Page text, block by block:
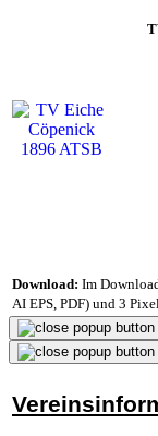
Download: Im
AI EPS, PDF) und 3